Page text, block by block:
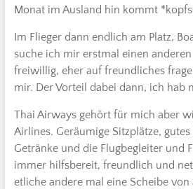
Monat im Ausland hin kommt
Im Flieger dann endlich am Platz,
suche ich mir erstmal einen
freiwillig, eher auf freundliches
mir. Der Vorteil dabei dann, ich hab
Thai Airways gehört für mich aber
Airlines. Geräumige Sitzplätze, gutes
Getränke und die Flugbegleiter und
immer hilfsbereit, freundlich und
etliche andere mal eine Scheibe von